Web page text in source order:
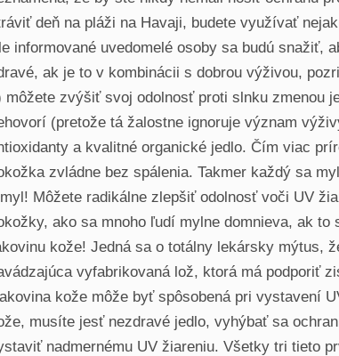
deň na pláži na Havaji, budete využívať
informované uvedomelé osoby sa budú snažiť,
ak je to v kombinácii s dobrou výživou,
môžete zvýšiť svoj odolnosť proti slnku zmenou
(pretože tá žalostne ignoruje význam
a kvalitné organické jedlo. Čím viac
zvládne bez spálenia. Takmer každý sa
Môžete radikálne zlepšiť odolnosť voči UV
ako sa mnoho ľudí mylne domnieva, ak
kože! Jedná sa o totálny lekársky mýtus,
vyfabrikovaná lož, ktorá má podporiť
kože môže byť spôsobená pri vystavení
musíte jesť nezdravé jedlo, vyhýbať sa
nadmernému UV žiareniu. Všetky tri tieto